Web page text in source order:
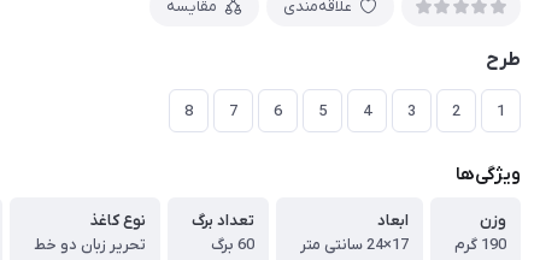
علاقه‌مندی مقایسه
طرح
1
2
3
4
5
6
7
8
ویژگی‌ها
وزن
190 گرم
ابعاد
17×24 سانتی متر
تعداد برگ
60 برگ
نوع کاغذ
تحریر زبان دو خط